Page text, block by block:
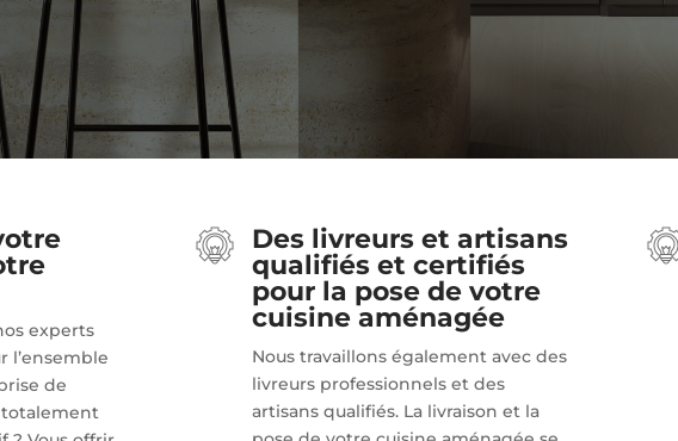
experts
l’ensemble
de
totalement
Des livreurs et artisans
qualifiés et certifiés
pour la pose de votre
cuisine aménagée
Nous travaillons également avec des
livreurs professionnels et des
artisans qualifiés. La livraison et la